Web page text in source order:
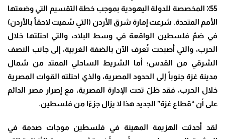
55٪ المخصصة للدولة اليهودية بموجب خطة التقسيم التي وضعتها
الأمم المتحدة. شرعت إمارة شرق الأردن (التي سُميت لاحقاً بالأردن)
في ضمّ فلسطين الواقعة في وسط البلاد، والتي احتلتها خلال
الحرب، والتي أصبحت تُعرف الآن بالضفة الغربية، إلى جانب النصف
الشرقي من القدس؛ أما الشريط الساحلي الممتد من شمال
مدينة غزة جنوباً إلى الحدود المصرية، والذي احتلته القوات المصرية
خلال الحرب، فقد ظلّ تحت الإدارة المصرية، مع إصرار مصر الدائم
على أن “قطاع غزة” الجديد هذا لا يزال جزءًا من فلسطين.
لقد أحدثت الهزيمة المهينة في فلسطين موجات صدمة في